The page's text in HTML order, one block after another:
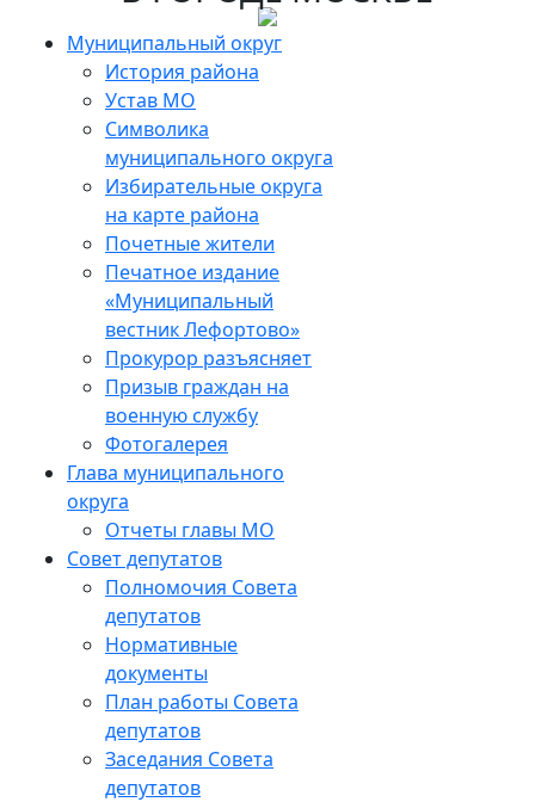
Муниципальный округ
История района
Устав МО
Символика
муниципального округа
Избирательные округа
на карте района
Почетные жители
Печатное издание
«Муниципальный
вестник Лефортово»
Прокурор разъясняет
Призыв граждан на
военную службу
Фотогалерея
Глава муниципального
округа
Отчеты главы МО
Совет депутатов
Полномочия Совета
депутатов
Нормативные
документы
План работы Совета
депутатов
Заседания Cовета
депутатов